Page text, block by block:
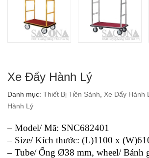
Xe Đẩy Hành Lý
Danh mục: Thiết Bị Tiền Sảnh Xe Đẩy Hành
Hành Lý
– Model/ Mã: SNC682401
– Size/ Kích thước: (L)1100 x
– Tube/ Ống Ø38 mm, wheel/ Bánh